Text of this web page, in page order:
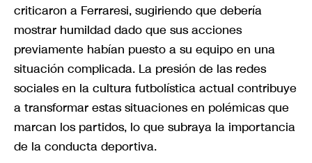
criticaron a Ferraresi, sugiriendo que debería
mostrar humildad dado que sus acciones
previamente habían puesto a su equipo en una
situación complicada. La presión de las redes
sociales en la cultura futbolística actual contribuye
a transformar estas situaciones en polémicas que
marcan los partidos, lo que subraya la importancia
de la conducta deportiva.